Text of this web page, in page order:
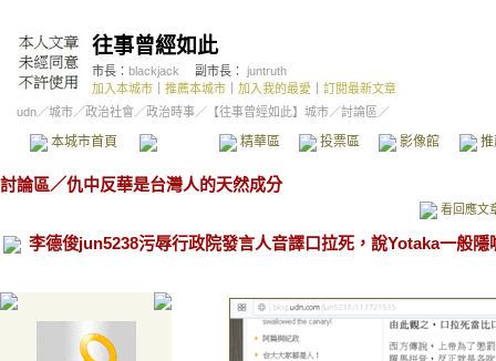
往事曾經如此
市長： blackjack 副市長： juntruth
加入本城市
推薦本城市 加入我的最愛
訂閱最新文章
udn／城市／政治社會 ／政治時事／ 【往事曾經如此】城市／討論區／
本城市首頁 精華區 投票區 影像館
討論區／仇中反華是台灣人的天然成分
看回應文
李德俊jun5238污辱行政院發言人音譯口拉死，說Yotaka一般